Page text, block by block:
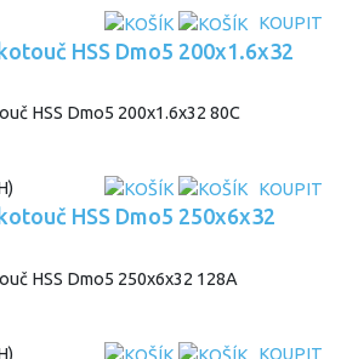
KOUPIT
HSS Dmo5 200x1.6x32
KOUPIT
HSS Dmo5 250x6x32
KOUPIT